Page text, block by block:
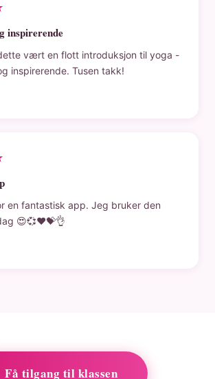
inspirerende
vært en flott introduksjon til yoga -
inspirerende. Tusen takk!
en fantastisk app. Jeg bruker den
😍💞❤️💝👌
Få tilgang til klassen